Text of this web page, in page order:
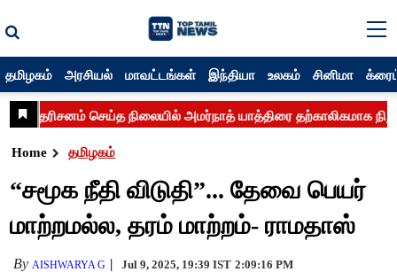
தமிழகம் அரசியல் மாவட்டங்கள் இந்தியா உலகம் சினிமா
Home தமிழகம்
“சமூக நீதி விடுதி”... தேவை பெயர்
மாற்றமல்ல, தரம் மாற்றம்- ராமதாஸ்
By AISHWARYA G Jul 9, 2025, 19:39 IST 2:09:16 PM